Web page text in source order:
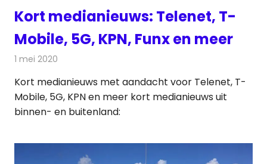
Kort medianieuws: Telenet, T-
Mobile, 5G, KPN, Funx en meer
1 mei 2020
Kort medianieuws met aandacht voor Telenet, T-
Mobile, 5G, KPN en meer kort medianieuws uit
binnen- en buitenland: